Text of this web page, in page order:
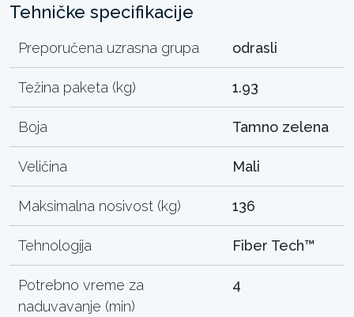
Tehničke specifikacije
Preporučena uzrasna grupa odrasli
Težina paketa (kg) 1.93
Boja Tamno zelena
Veličina Mali
Maksimalna nosivost (kg) 136
Tehnologija Fiber Tech™
Potrebno vreme za
naduvavanje (min)
4